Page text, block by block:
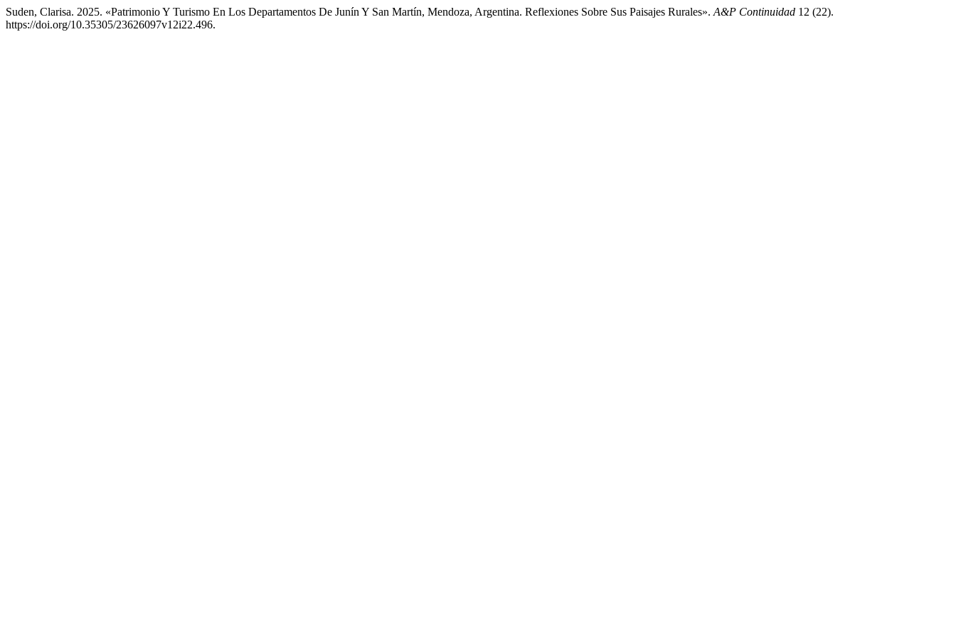
Suden, Clarisa. 2025. «Patrimonio Y Turismo En Los Departamentos De Junín Y San Martín, Mendoza, Argentina. Reflexiones Sobre Sus Paisajes Rurales». A&P Continuidad 12 (22).
https://doi.org/10.35305/23626097v12i22.496.